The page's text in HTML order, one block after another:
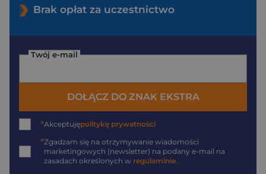
Brak opłat za uczestnictwo
Twój e-mail
DOŁĄCZ DO ZNAK EKSTRA
*Akceptujępolitykę prywatności
*Zgadzam się na otrzymywanie wiadomości
marketingowych (newsletter) na podany e-mail na
zasadach określonych w regulaminie